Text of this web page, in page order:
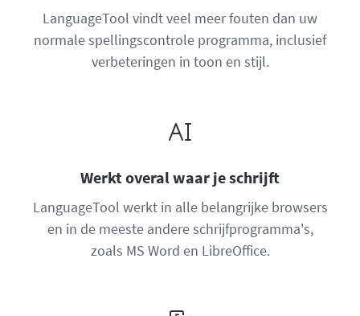
LanguageTool vindt veel meer fouten dan uw
normale spellingscontrole programma, inclusief
verbeteringen in toon en stijl.
Werkt overal waar je schrijft
LanguageTool werkt in alle belangrijke browsers
en in de meeste andere schrijfprogramma's,
zoals MS Word en LibreOffice.